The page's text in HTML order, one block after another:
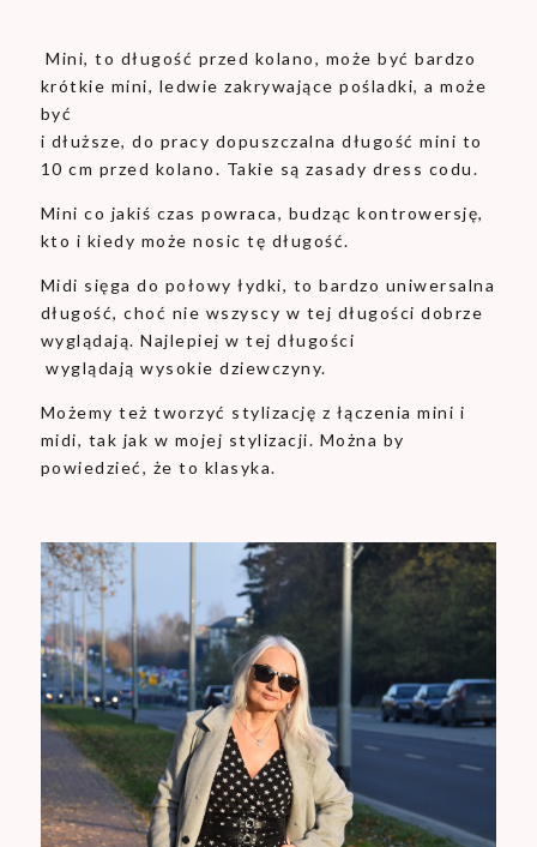
Mini, to długość przed kolano, może być bardzo
krótkie mini, ledwie zakrywające pośladki, a może
być
i dłuższe, do pracy dopuszczalna długość mini to
10 cm przed kolano. Takie są zasady dress codu.
Mini co jakiś czas powraca, budząc kontrowersję,
kto i kiedy może nosic tę długość.
Midi sięga do połowy łydki, to bardzo uniwersalna
długość, choć nie wszyscy w tej długości dobrze
wyglądają. Najlepiej w tej długości
wyglądają wysokie dziewczyny.
Możemy też tworzyć stylizację z łączenia mini i
midi, tak jak w mojej stylizacji. Można by
powiedzieć, że to klasyka.